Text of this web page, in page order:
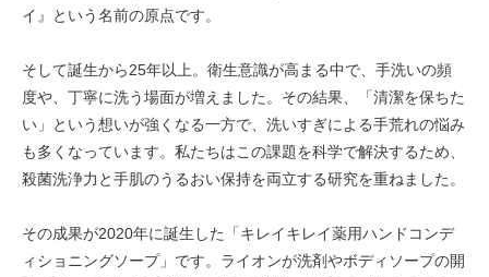
イ』という名前の原点です。
そして誕生から25年以上。衛生意識が高まる中で、手洗いの頻
度や、丁寧に洗う場面が増えました。その結果、「清潔を保ちた
い」という想いが強くなる一方で、洗いすぎによる手荒れの悩み
も多くなっています。私たちはこの課題を科学で解決するため、
殺菌洗浄力と手肌のうるおい保持を両立する研究を重ねました。
その成果が2020年に誕生した「キレイキレイ薬用ハンドコンデ
ィショニングソープ」です。ライオンが洗剤やボディソープの開